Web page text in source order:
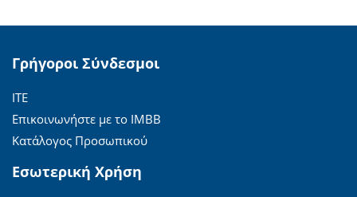
Γρήγοροι Σύνδεσμοι
ΙΤΕ
Επικοινωνήστε με το ΙΜΒΒ
Κατάλογος Προσωπικού
Εσωτερική Χρήση